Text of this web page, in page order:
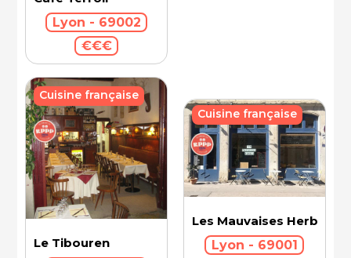
Lyon - 69002
€€€
Le Tibouren
Cuisine française
Les Mauvaises Herbes
Lyon - 69001
Cuisine française